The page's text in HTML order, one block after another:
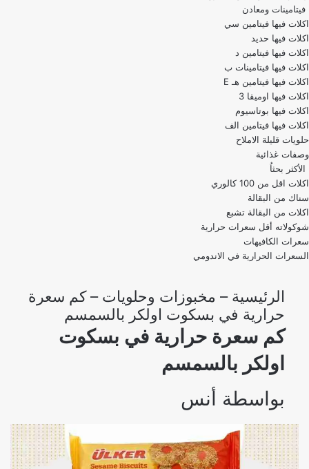
فيتامينات ومعادن
اكلات فيها فيتامين سي
اكلات فيها حديد
اكلات فيها فيتامين د
اكلات فيها فيتامينات ب
اكلات فيها فيتامين هـ E
اكلات فيها اوميقا 3
اكلات فيها بوتاسيوم
اكلات فيها فيتامين الف
حلويات قليلة الاملاح
وصفات غذائية
الأكثر بحثاُ
اكلات اقل من 100 كالوري
اكلات من البقالة تشبع
شوكولاته أقل سعرات حرارية
سعرات الكافيهات
السعرات الحرارية في الاندومي
الرئيسية – مخبوزات وحلويات –كم سعرة
حرارية في بسكوت اولكر بالسمسم
كم سعرة حرارية في بسكوت
اولكر بالسمسم
بواسطة أنس